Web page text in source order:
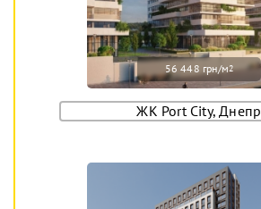
56 448 грн/м2
ЖК Port City, Днепр